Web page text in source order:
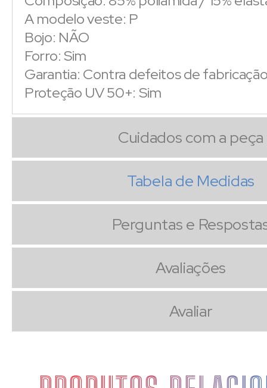
A modelo veste: P
Bojo: NÃO
Forro: Sim
Garantia: Contra defeitos de
Proteção UV 50+: Sim
Cuidados com a peça
Tabela de Medidas
Perguntas e
Avaliações
Avaliar